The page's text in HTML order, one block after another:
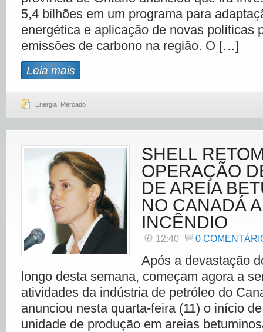
5,4 bilhões em um programa para
energética e aplicação de novas políticas
emissões de carbono na região. O […]
Leia mais
Energia Mercado
SHELL
OPERAÇÃO
DE AREIA
NO CANADÁ
INCÊNDIO
12:40 0
Após a devastação
longo desta semana, começam agora a
atividades da indústria de petróleo do
anunciou nesta quarta-feira (11) o início
unidade de produção em areias